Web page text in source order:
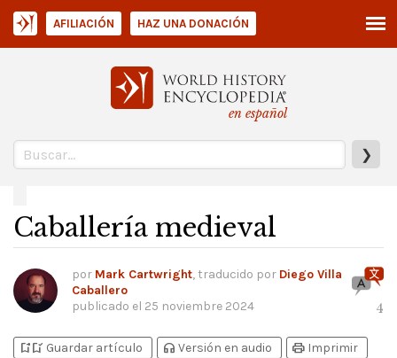
en español
❯
AFILIACIÓN HAZ UNA DONACIÓN
Caballería medieval
por Mark Cartwright, traducido por Diego Villa
Caballero
publicado el 25 noviembre 2024 4
bookmark_addbookmark_added Guardar artículo headphones Versión en audio print Imprimir